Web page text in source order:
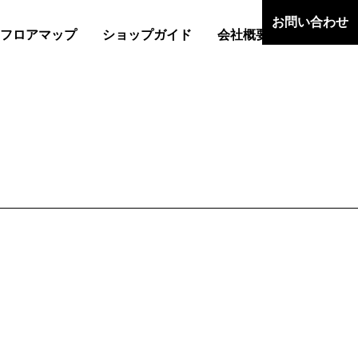
フロアマップ ショップガイド 会社概要
お問い合わせ